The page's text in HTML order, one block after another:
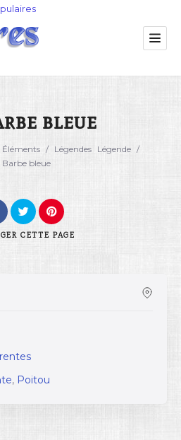
bleue
Éléments / Légendes Légende /
Barbe bleue
CETTE PAGE
, Poitou